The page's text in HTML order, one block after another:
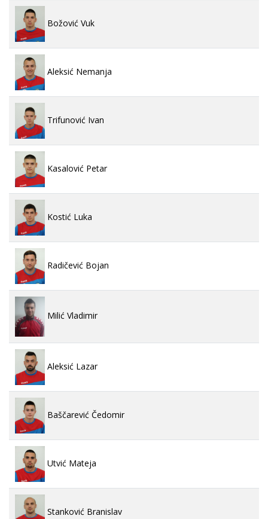
Božović Vuk
Aleksić Nemanja
Trifunović Ivan
Kasalović Petar
Kostić Luka
Radičević Bojan
Milić Vladimir
Aleksić Lazar
Baščarević Čedomir
Utvić Mateja
Stanković Branislav